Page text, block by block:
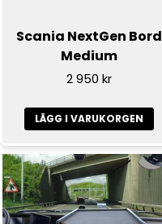
Scania NextGen Bord
Medium
2 950 kr
LÄGG I VARUKORGEN